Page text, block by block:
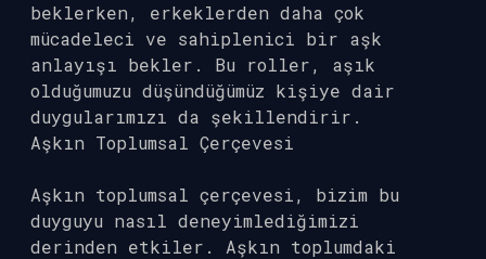
beklerken, erkeklerden daha çok
mücadeleci ve sahiplenici bir aşk
anlayışı bekler. Bu roller, aşık
olduğumuzu düşündüğümüz kişiye dair
duygularımızı da şekillendirir.
Aşkın Toplumsal Çerçevesi
Aşkın toplumsal çerçevesi, bizim bu
duyguyu nasıl deneyimlediğimizi
derinden etkiler. Aşkın toplumdaki